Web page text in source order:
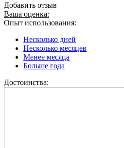
Добавить отзыв
Ваша оценка:
Опыт использования:
Несколько дней
Несколько месяцев
Менее месяца
Больше года
Достоинства: